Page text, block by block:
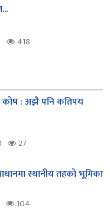
418
कोष : अझै पनि कतिपय
27
स्थानीय तहको भूमिका
104